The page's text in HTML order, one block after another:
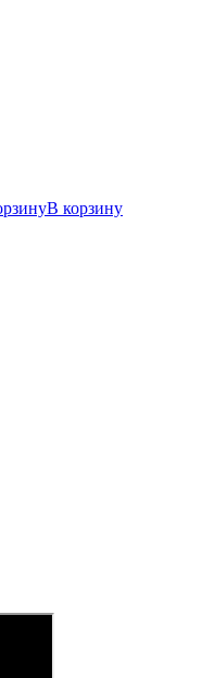
В корзину